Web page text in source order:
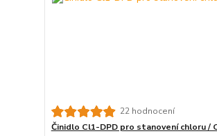
22 hodnocení
Činidlo Cl1-DPD pro stanovení chloru /